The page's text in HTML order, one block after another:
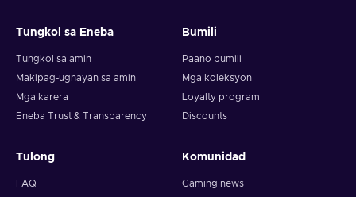
Tungkol sa Eneba
Tungkol sa amin
Makipag-ugnayan sa amin
Mga karera
Eneba Trust & Transparency
Bumili
Paano bumili
Mga koleksyon
Loyalty program
Discounts
Tulong
FAQ
Komunidad
Gaming news